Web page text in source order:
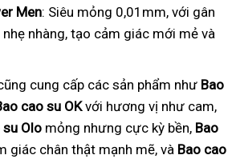
Men: Siêu mỏng 0,01mm, với gân
nhàng, tạo cảm giác mới mẻ và
cung cấp các sản phẩm như Bao
cao su OKvới hương vị như cam,
su Olo mỏng nhưng cực kỳ bền, Bao
giác chân thật mạnh mẽ, và Bao cao